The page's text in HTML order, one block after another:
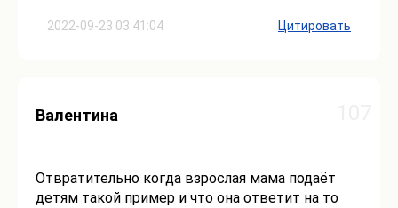
2022-09-23 03:41:04 Цитировать
Валентина
Отвратительно когда взрослая мама подаёт
детям такой пример и что она ответит на то